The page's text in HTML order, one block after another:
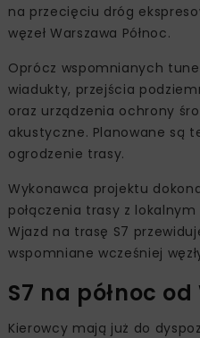
na przecięciu dróg
węzeł Warszawa Północ.
Oprócz wspomnianych
wiadukty, przejścia
oraz urządzenia ochrony
akustyczne. Planowane są
ogrodzenie trasy.
Wykonawca projektu
połączenia trasy z
Wjazd na trasę S7
wspomniane wcześniej
S7 na północ
Kierowcy mają już do